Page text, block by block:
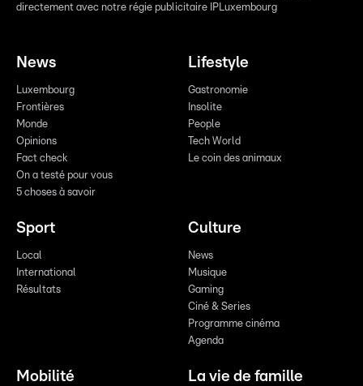
directement avec notre régie publicitaire IPLuxembourg
News
Luxembourg
Frontières
Monde
Opinions
Fact check
On a testé pour vous
5 choses à savoir
Lifestyle
Gastronomie
Insolite
People
Tech World
Le coin des animaux
Sport
Local
International
Résultats
Culture
News
Musique
Gaming
Ciné & Series
Programme cinéma
Agenda
Mobilité La vie de famille